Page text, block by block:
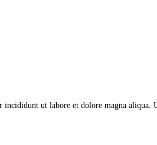
ut labore et dolore magna aliqua.